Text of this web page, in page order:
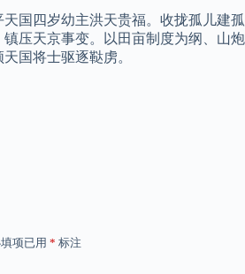
国四岁幼主洪天贵福。收拢孤儿建孤
镇压天京事变。以田亩制度为纲、山炮
国将士驱逐鞑虏。
项已用 * 标注